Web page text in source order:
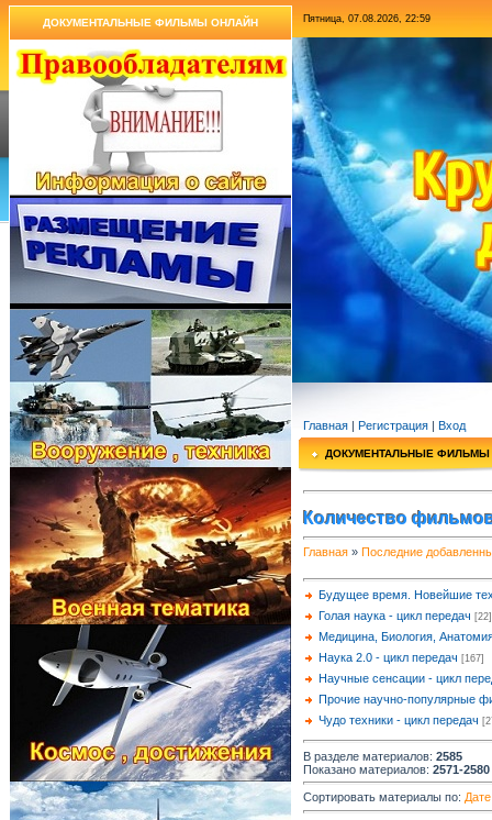
ДОКУМЕНТАЛЬНЫЕ ФИЛЬМЫ ОНЛАЙН Пятница, 07.08.2026, 22:59
Главная | Регистрация | Вход
ДОКУМЕНТАЛЬНЫЕ ФИЛЬМЫ
Количество
Главная » Последние
Будущее время. Новейшие
Голая наука - цикл передач [22]
Медицина, Биология,
Наука 2.0 - цикл передач [167]
Научные сенсации - цикл
Прочие научно-популярные
Чудо техники - цикл передач
В разделе материалов: 2585
Показано материалов: 2571-2580
Сортировать материалы по: Дате